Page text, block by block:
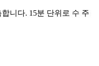
니다. 15분 단위로 수 주